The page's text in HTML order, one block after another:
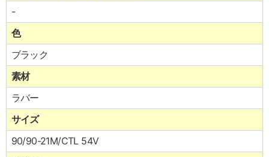
-
色
ブラック
素材
ラバー
サイズ
90/90-21M/CTL 54V